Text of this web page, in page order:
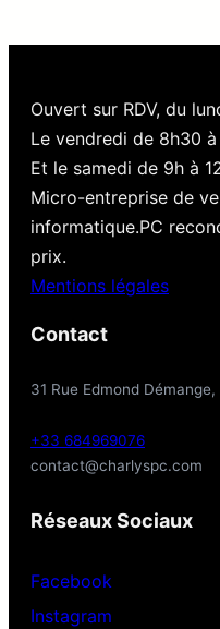
Ouvert sur RDV, du
Le vendredi de 8h30 à
Et le samedi de 9h à
Micro-entreprise de
informatique.PC
prix.
Mentions légales
Contact
31 Rue Edmond
+33 684969076
contact@charlyspc.com
Réseaux Sociaux
Facebook
Instagram